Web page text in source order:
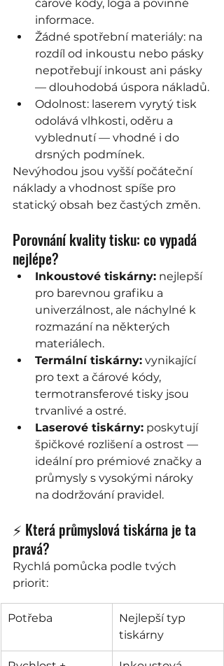
čárové kódy, loga a povinné
informace.
Žádné spotřební materiály: na
rozdíl od inkoustu nebo pásky
nepotřebují inkoust ani pásky
— dlouhodobá úspora nákladů.
Odolnost: laserem vyrytý tisk
odolává vlhkosti, oděru a
vyblednutí — vhodné i do
drsných podmínek.
Nevýhodou jsou vyšší počáteční
náklady a vhodnost spíše pro
statický obsah bez častých změn.
Porovnání kvality tisku: co vypadá
nejlépe?
Inkoustové tiskárny: nejlepší
pro barevnou grafiku a
univerzálnost, ale náchylné k
rozmazání na některých
materiálech.
Termální tiskárny: vynikající
pro text a čárové kódy,
termotransferové tisky jsou
trvanlivé a ostré.
Laserové tiskárny: poskytují
špičkové rozlišení a ostrost —
ideální pro prémiové značky a
průmysly s vysokými nároky
na dodržování pravidel.
⚡ Která průmyslová tiskárna je ta
pravá?
Rychlá pomůcka podle tvých
priorit:
Potřeba
Nejlepší typ
tiskárny